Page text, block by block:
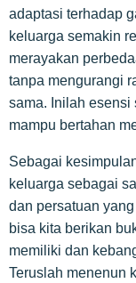
adaptasi terhadap
keluarga semakin
merayakan
tanpa mengurangi
sama. Inilah esensi
mampu bertahan
Sebagai
keluarga sebagai
dan persatuan
bisa kita berikan
memiliki dan
Teruslah menenun